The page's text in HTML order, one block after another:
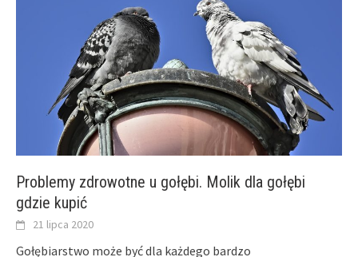
Problemy zdrowotne u gołębi. Molik dla gołębi
gdzie kupić
21 lipca 2020
Gołębiarstwo może być dla każdego bardzo